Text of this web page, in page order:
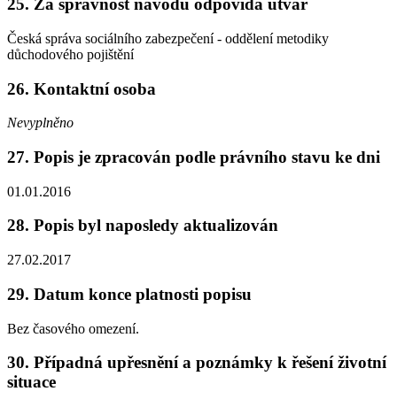
25. Za správnost návodu odpovídá útvar
Česká správa sociálního zabezpečení - oddělení metodiky
důchodového pojištění
26. Kontaktní osoba
Nevyplněno
27. Popis je zpracován podle právního stavu ke dni
01.01.2016
28. Popis byl naposledy aktualizován
27.02.2017
29. Datum konce platnosti popisu
Bez časového omezení.
30. Případná upřesnění a poznámky k řešení životní
situace